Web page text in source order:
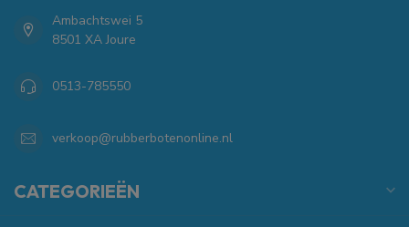
Ambachtswei 5
8501 XA Joure
0513-785550
verkoop@rubberbotenonline.nl
CATEGORIEËN